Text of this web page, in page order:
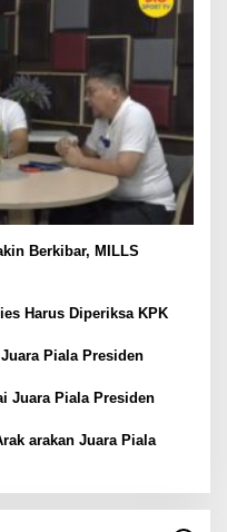
Berkibar, MILLS
Harus Diperiksa KPK
Piala Presiden
Juara Piala Presiden
arakan Juara Piala